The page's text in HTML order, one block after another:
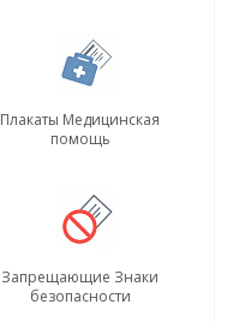
Плакаты Медицинская
помощь
Запрещающие Знаки
безопасности